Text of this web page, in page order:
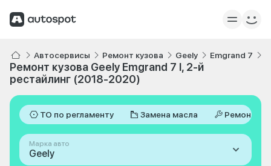
Автосервисы Ремонт кузова Geely Emgrand 7
Ремонт кузова Geely Emgrand 7 I, 2-й
рестайлинг (2018-2020)
ТО по регламенту Замена масла Ремонт
Марка авто
Geely